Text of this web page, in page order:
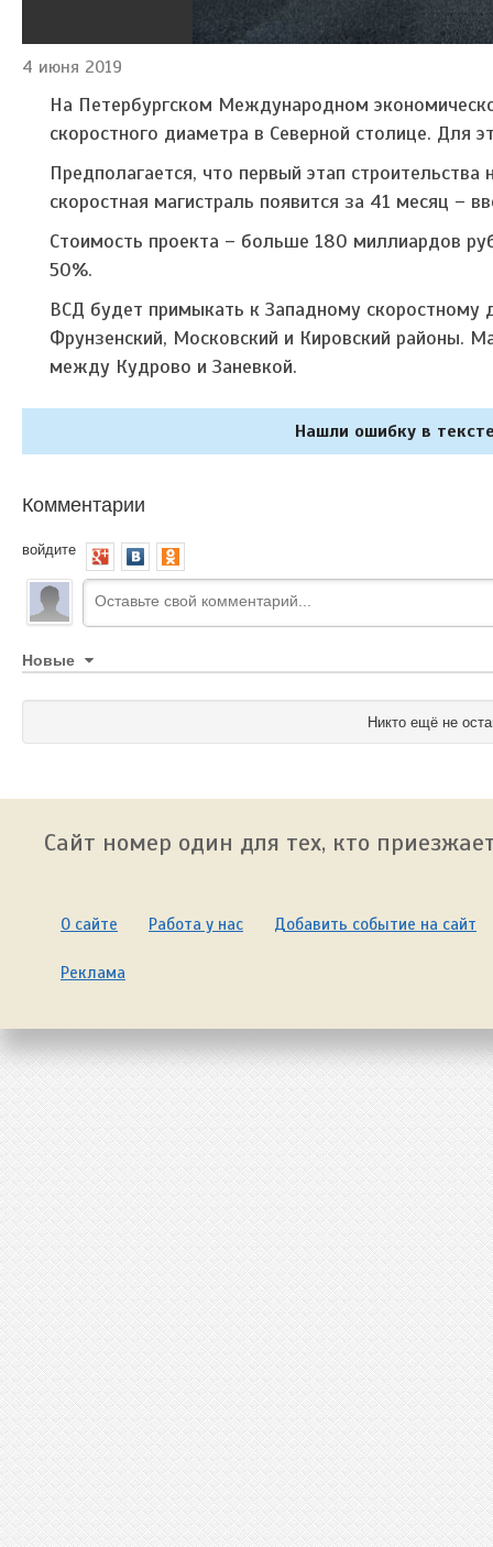
4 июня 2019
На Петербургском Международном
скоростного диаметра в Северной столице. Для
Предполагается, что первый этап
скоростная магистраль появится за 41 месяц –
Стоимость проекта – больше 180 миллиардов
50%.
ВСД будет примыкать к Западному скоростному
Фрунзенский, Московский и Кировский районы.
между Кудрово и Заневкой.
Нашли ошибку в
Комментарии
войдите
Новые
Никто ещё не
Сайт номер один для тех, кто
О сайте Работа у нас Добавить событие на сайт
Реклама